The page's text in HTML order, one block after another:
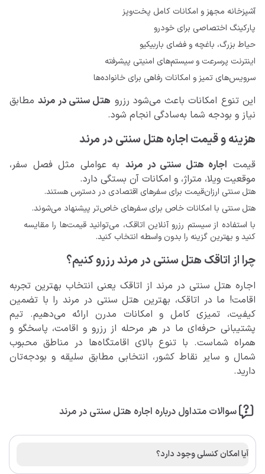
آشپزخانه مجهز و امکانات کامل پخت‌وپز
پارکینگ اختصاصی برای خودرو
حیاط بزرگ، باغچه و فضای باربیکیو
اینترنت پرسرعت و سیستم‌های امنیتی پیشرفته
سرویس‌های تمیز و امکانات رفاهی برای خانواده‌ها
این تنوع امکانات باعث می‌شود رزرو هتل سنتی‌ در مرندمطابق
نیاز و بودجه شما به‌سادگی انجام شود.
هزینه و قیمت اجاره هتل سنتی در مرند
قیمت اجاره هتل سنتی در مرند به عواملی مثل فصل سفر،
موقعیت ویلا، متراژ، و امکانات آن بستگی دارد.
هتل سنتی ارزان‌قیمت برای سفرهای اقتصادی در دسترس هستند.
هتل سنتی با امکانات خاص برای سفرهای خاص‌تر پیشنهاد می‌شوند.
با استفاده از سیستم رزرو آنلاین اتاقک، می‌توانید قیمت‌ها را مقایسه
کنید و بهترین گزینه را بدون واسطه انتخاب کنید.
چرا از اتاقک هتل سنتی در مرند رزرو کنیم؟
اجاره هتل سنتی در مرند از اتاقک یعنی انتخاب بهترین تجربه
اقامت! ما در اتاقک، بهترین هتل سنتی در مرند را با تضمین
کیفیت، تمیزی کامل و امکانات مدرن ارائه می‌دهیم. تیم
پشتیبانی حرفه‌ای ما در هر مرحله از رزرو و اقامت، پاسخگو و
همراه شماست. با تنوع بالای اقامتگاه‌ها در مناطق محبوب
شمال و سایر نقاط کشور، انتخابی مطابق سلیقه و بودجه‌تان
دارید.
سوالات متداول درباره اجاره هتل سنتی در مرند
آیا امکان کنسلی وجود دارد؟